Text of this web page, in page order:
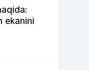
ekanini